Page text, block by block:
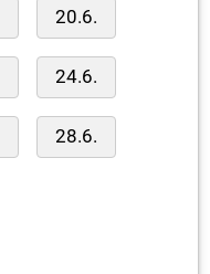
20.6.
24.6.
28.6.